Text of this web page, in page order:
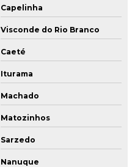
Capelinha
Visconde do Rio Branco
Caeté
Iturama
Machado
Matozinhos
Sarzedo
Nanuque